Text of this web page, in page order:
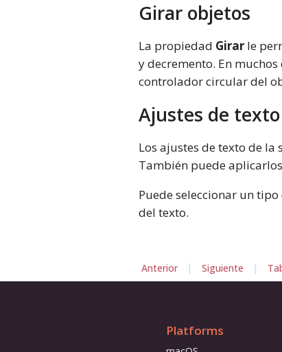
Girar objetos
La propiedad Girar le
y decremento. En
controlador circular del
Ajustes de texto
Los ajustes de texto de la
También puede
Puede seleccionar un
del texto.
Anterior | Siguiente |
Platforms